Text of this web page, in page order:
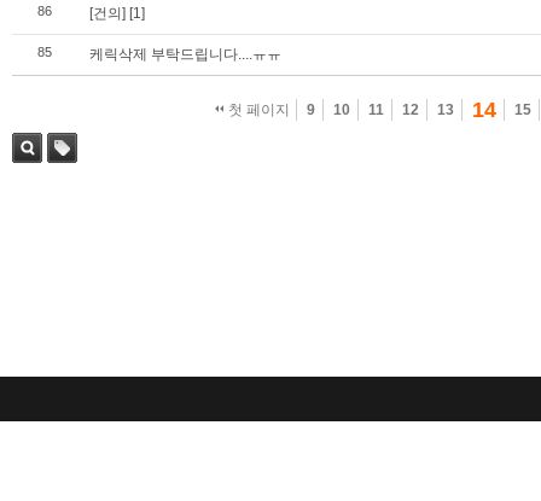
86 [건의] [1]
85 케릭삭제 부탁드립니다....ㅠㅠ
첫 페이지 9 10 11 12 13 14 15